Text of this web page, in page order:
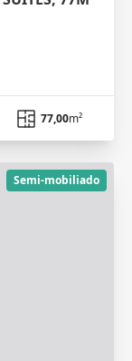
77,00m²
Semi-mobiliado